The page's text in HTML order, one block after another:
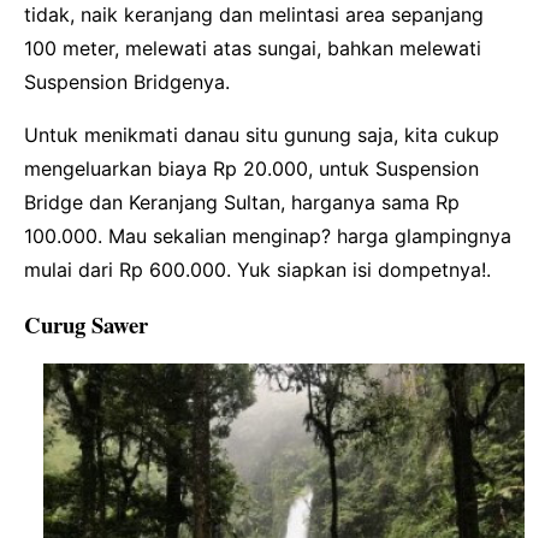
tidak, naik keranjang dan melintasi area sepanjang
100 meter, melewati atas sungai, bahkan melewati
Suspension Bridgenya.
Untuk menikmati danau situ gunung saja, kita cukup
mengeluarkan biaya Rp 20.000, untuk Suspension
Bridge dan Keranjang Sultan, harganya sama Rp
100.000. Mau sekalian menginap? harga glampingnya
mulai dari Rp 600.000. Yuk siapkan isi dompetnya!.
Curug Sawer